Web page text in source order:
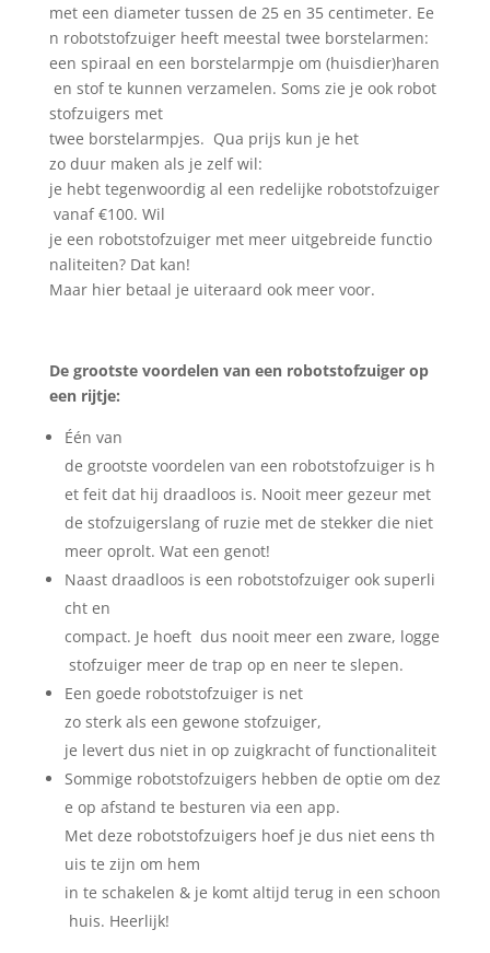
met een diameter tussen de 25en 35centimeter. Ee
n robotstofzuiger heeft meestal twee borstelarmen:
een spiraal en een borstelarmpje om (huisdier)haren
en stof te kunnen verzamelen. Soms zie je ook robot
stofzuigers met
twee borstelarmpjes. Qua prijs kun je het
zo duur maken als je zelf wil:
je hebt tegenwoordigal een redelijke robotstofzuiger
vanaf€100. Wil
je een robotstofzuigermet meer uitgebreide functio
naliteiten? Dat kan!
Maar hier betaal je uiteraard ook meer voor.
De grootste voordelenvan een robotstofzuigerop
een rijtje:
Één van
de grootste voordelen van een robotstofzuigeris h
et feit dat hij draadloos is. Nooit meer gezeurmet
de stofzuigerslangof ruzie met de stekkerdie niet
meer oprolt. Wat een genot!
Naast draadloos is een robotstofzuiger ook superli
chten
compact. Je hoeft dus nooit meer een zware, logge
stofzuiger meer de trap op en neer te slepen.
Een goede robotstofzuigeris net
zo sterk als een gewone stofzuiger,
je levert dus nietin op zuigkrachtoffunctionaliteit
Sommige robotstofzuigers hebben de optie om dez
e op afstand te besturen via een app.
Met deze robotstofzuigers hoefje dus niet eens th
uis te zijn om hem
in te schakelen & je komt altijd terugin een schoon
huis. Heerlijk!